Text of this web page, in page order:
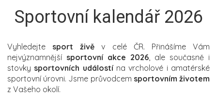
Sportovní kalendář 2026
Vyhledejte sport živě v celé ČR. Přinášíme Vám
nejvýznamnější sportovní akce 2026, ale současně i
stovky sportovních událostína vrcholové i amatérské
sportovní úrovni. Jsme průvodcem sportovním životem
z Vašeho okolí.